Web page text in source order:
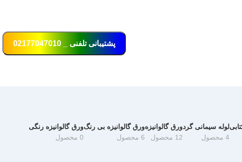
پشتیبانی تلفنی _ 02177047010
لوله سیمانی گرد
4 محصول
ورق گالوانیزه
12 محصول
ورق گالوانیزه بی رنگ
6 محصول
ورق گالوانیزه رنگی
0 محصول